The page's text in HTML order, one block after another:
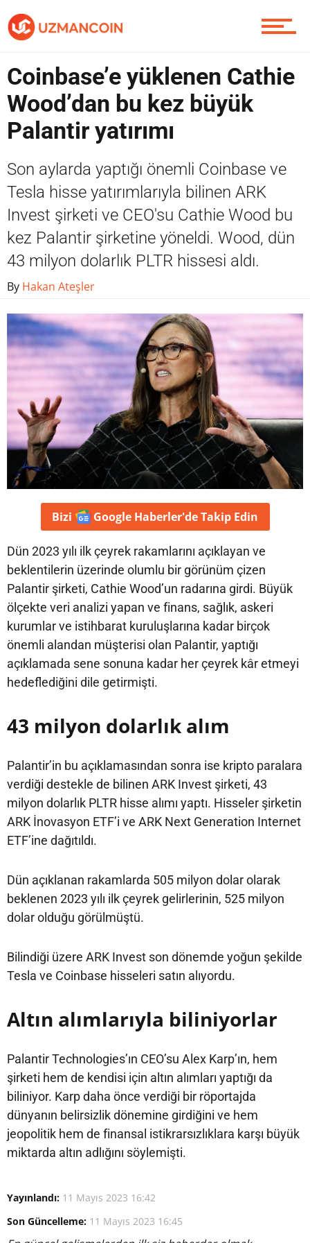
Piyasa
Contact / İletişim
Coinbase’e yüklenen Cathie
Wood’dan bu kez büyük
Palantir yatırımı
Son aylarda yaptığı önemli Coinbase ve
Tesla hisse yatırımlarıyla bilinen ARK
Invest şirketi ve CEO'su Cathie Wood bu
kez Palantir şirketine yöneldi. Wood, dün
43 milyon dolarlık PLTR hissesi aldı.
By Hakan Ateşler
Bizi Google Haberler'deTakip Edin
Dün 2023 yılı ilk çeyrek rakamlarını açıklayan ve
beklentilerin üzerinde olumlu bir görünüm çizen
Palantir şirketi, Cathie Wood’un radarına girdi. Büyük
ölçekte veri analizi yapan ve finans, sağlık, askeri
kurumlar ve istihbarat kuruluşlarına kadar birçok
önemli alandan müşterisi olan Palantir, yaptığı
açıklamada sene sonuna kadar her çeyrek kâr etmeyi
hedeflediğini dile getirmişti.
43 milyon dolarlık alım
Palantir’in bu açıklamasından sonra ise kripto paralara
verdiği destekle de bilinen ARK Invest şirketi, 43
milyon dolarlık PLTR hisse alımı yaptı. Hisseler şirketin
ARK İnovasyon ETF’i ve ARK Next Generation Internet
ETF’ine dağıtıldı.
Dün açıklanan rakamlarda 505 milyon dolar olarak
beklenen 2023 yılı ilk çeyrek gelirlerinin, 525 milyon
dolar olduğu görülmüştü.
Bilindiği üzere ARK Invest son dönemde yoğun şekilde
Tesla ve Coinbase hisseleri satın alıyordu.
Altın alımlarıyla biliniyorlar
Palantir Technologies’ın CEO’su Alex Karp’ın, hem
şirketi hem de kendisi için altın alımları yaptığı da
biliniyor. Karp daha önce verdiği bir röportajda
dünyanın belirsizlik dönemine girdiğini ve hem
jeopolitik hem de finansal istikrarsızlıklara karşı büyük
miktarda altın adlığını söylemişti.
Yayınlandı: 11 Mayıs 2023 16:42
Son Güncelleme: 11 Mayıs 2023 16:45